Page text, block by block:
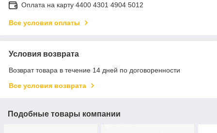
Оплата на карту 4400 4301 4904 5012
Все условия оплаты
Условия возврата
Возврат товара в течение 14 дней по договоренности
Все условия возврата
Подобные товары компании